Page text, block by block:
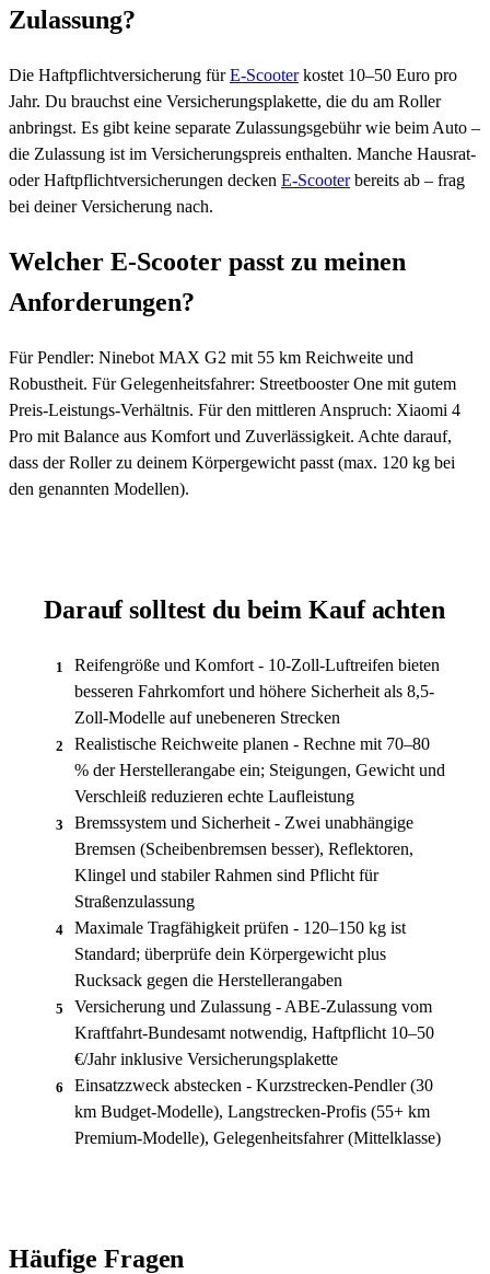
Zulassung?
Die Haftpflichtversicherung fürE-Scooterkostet 10–50 Euro pro
Jahr. Du brauchst eine Versicherungsplakette, die du am Roller
anbringst. Es gibt keine separate Zulassungsgebühr wie beim Auto –
die Zulassung ist im Versicherungspreis enthalten. Manche Hausrat-
oder Haftpflichtversicherungen decken E-Scooterbereits ab – frag
bei deiner Versicherung nach.
Welcher E-Scooter passt zu meinen
Anforderungen?
Für Pendler: Ninebot MAX G2 mit 55 km Reichweite und
Robustheit. Für Gelegenheitsfahrer: Streetbooster One mit gutem
Preis-Leistungs-Verhältnis. Für den mittleren Anspruch: Xiaomi 4
Pro mit Balance aus Komfort und Zuverlässigkeit. Achte darauf,
dass der Roller zu deinem Körpergewicht passt (max. 120 kg bei
den genannten Modellen).
Darauf solltest du beim Kauf achten
1
Reifengröße und Komfort - 10-Zoll-Luftreifen bieten
besseren Fahrkomfort und höhere Sicherheit als 8,5-
Zoll-Modelle auf unebeneren Strecken
2
Realistische Reichweite planen - Rechne mit 70–80
% der Herstellerangabe ein; Steigungen, Gewicht und
Verschleiß reduzieren echte Laufleistung
3
Bremssystem und Sicherheit - Zwei unabhängige
Bremsen (Scheibenbremsen besser), Reflektoren,
Klingel und stabiler Rahmen sind Pflicht für
Straßenzulassung
4
Maximale Tragfähigkeit prüfen - 120–150 kg ist
Standard; überprüfe dein Körpergewicht plus
Rucksack gegen die Herstellerangaben
5
Versicherung und Zulassung - ABE-Zulassung vom
Kraftfahrt-Bundesamt notwendig, Haftpflicht 10–50
€/Jahr inklusive Versicherungsplakette
6
Einsatzzweck abstecken - Kurzstrecken-Pendler (30
km Budget-Modelle), Langstrecken-Profis (55+ km
Premium-Modelle), Gelegenheitsfahrer (Mittelklasse)
Häufige Fragen